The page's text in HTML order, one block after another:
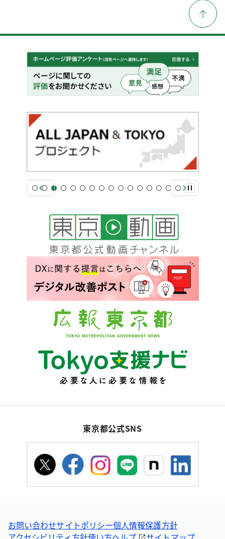
東京都公式SNS
お問い合わせサイトポリシー個人情報保護方針